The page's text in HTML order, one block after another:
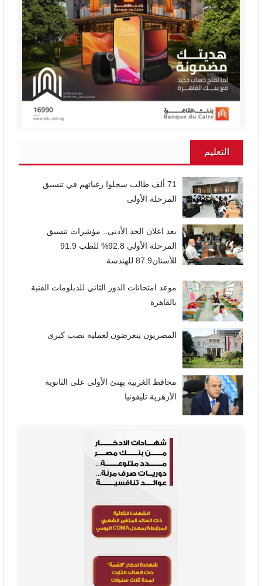
التعليم
71 ألف طالب سجلوا رغباتهم في تنسيق
المرحلة الأولى
بعد اعلان الحد الأدنى.. مؤشرات تنسيق
المرحلة الأولي 92.8% للطب 91.9
للأسنان87.9 للهندسة
موعد امتحانات الدور الثاني للدبلومات الفنية
بالقاهرة
المصريون يتعرضون لعملية نصب كبرى
محافظ الغربية يهنئ الأولى على الثانوية
الأزهرية تليفونيا